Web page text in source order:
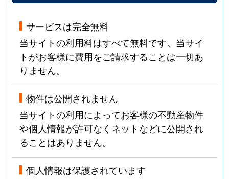
サービスは完全無料
当サイトの利用料はすべて無料です。当サイ
トがお客様に費用をご請求することは一切あ
りません。
物件は公開されません
当サイトの利用によってお客様の不動産物件
や個人情報が許可なくネットなどに公開され
ることはありません。
個人情報は保護されています